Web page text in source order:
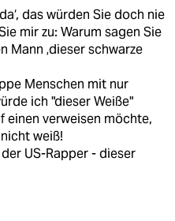
das würden Sie doch nie
mir zu: Warum sagen Sie
Mann ‚dieser schwarze
Menschen mit nur
ich "dieser Weiße"
einen verweisen möchte,
weiß!
US-Rapper - dieser